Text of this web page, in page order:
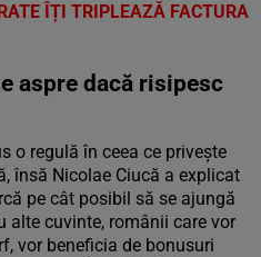
ÎȚI TRIPLEAZĂ FACTURA
aspre dacă risipesc
o regulă în ceea ce privește
însă Nicolae Ciucă a explicat
pe cât posibil să se ajungă
alte cuvinte, românii care vor
vor beneficia de bonusuri